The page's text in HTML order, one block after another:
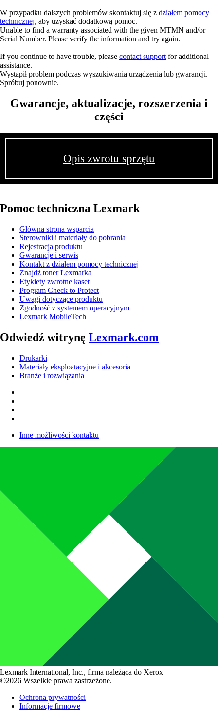
W przypadku dalszych problemów skontaktuj się z działem pomocy
technicznej, aby uzyskać dodatkową pomoc.
Unable to find a warranty associated with the given MTMN and/or
Serial Number. Please verify the information and try again.
If you continue to have trouble, please contact support for additional
assistance.
Wystąpił problem podczas wyszukiwania urządzenia lub gwarancji.
Spróbuj ponownie.
Gwarancje, aktualizacje, rozszerzenia i
części
Opis zwrotu sprzętu
Pomoc techniczna Lexmark
Główna strona wsparcia
Sterowniki i materiały do pobrania
Rejestracja produktu
Gwarancje i serwis
Kontakt z działem pomocy technicznej
Znajdź toner Lexmarka
Etykiety zwrotne kaset
Program Check to Protect
Uwagi dotyczące produktu
Zgodność z systemem operacyjnym
Lexmark MobileTech
Odwiedź witrynę Lexmark.com
Drukarki
Materiały eksploatacyjne i akcesoria
Branże i rozwiązania
Inne możliwości kontaktu
Lexmark International, Inc., firma należąca do Xerox
©2026 Wszelkie prawa zastrzeżone.
Ochrona prywatności
Informacje firmowe